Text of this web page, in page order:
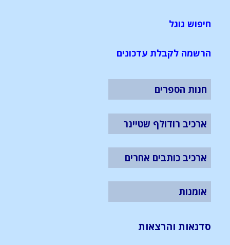
חיפוש גוגל
הרשמה לקבלת עדכונים
חנות הספרים
ארכיב רודולף שטיינר
ארכיב כותבים אחרים
אומנות
סדנאות והרצאות